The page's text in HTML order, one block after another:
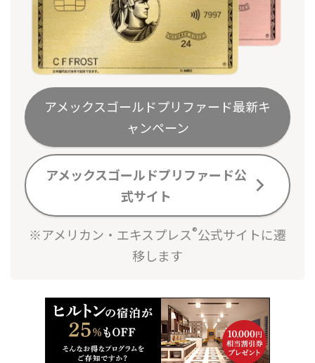
アメックスゴールドプリファード最新キ
ャンペーン
アメックスゴールドプリファード公
式サイト
※アメリカン・エキスプレス®公式サイトに遷
移します